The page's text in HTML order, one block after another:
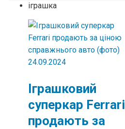
іграшка
24.09.2024
Іграшковий
суперкар Ferrari
продають за